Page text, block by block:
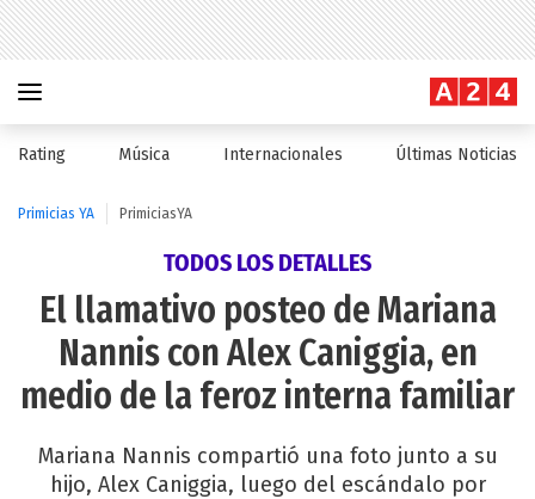
Rating Música Internacionales Últimas Noticias
Primicias YA PrimiciasYA
TODOS LOS DETALLES
El llamativo posteo de Mariana
Nannis con Alex Caniggia, en
medio de la feroz interna familiar
Mariana Nannis compartió una foto junto a su
hijo, Alex Caniggia, luego del escándalo por